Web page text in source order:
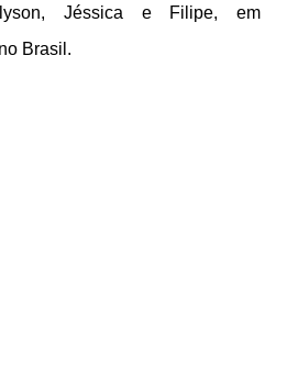
Jéssica e Filipe, em
Brasil.